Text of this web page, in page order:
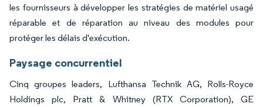
les fournisseurs à développer les stratégies de matériel usagé
réparable et de réparation au niveau des modules pour
protéger les délais d'exécution.
Paysage concurrentiel
Cinq groupes leaders, Lufthansa Technik AG, Rolls-Royce
Holdings plc, Pratt & Whitney (RTX Corporation), GE